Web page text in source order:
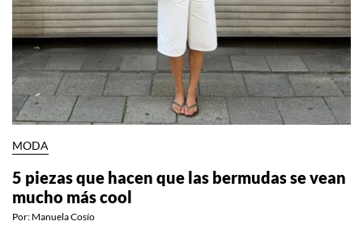
MODA
5 piezas que hacen que las bermudas se vean
mucho más cool
Por: Manuela Cosío